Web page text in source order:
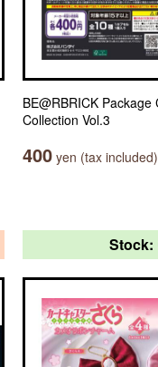
BE@RBRICK Package
Collection Vol.3
400 yen (tax included)
Stock: